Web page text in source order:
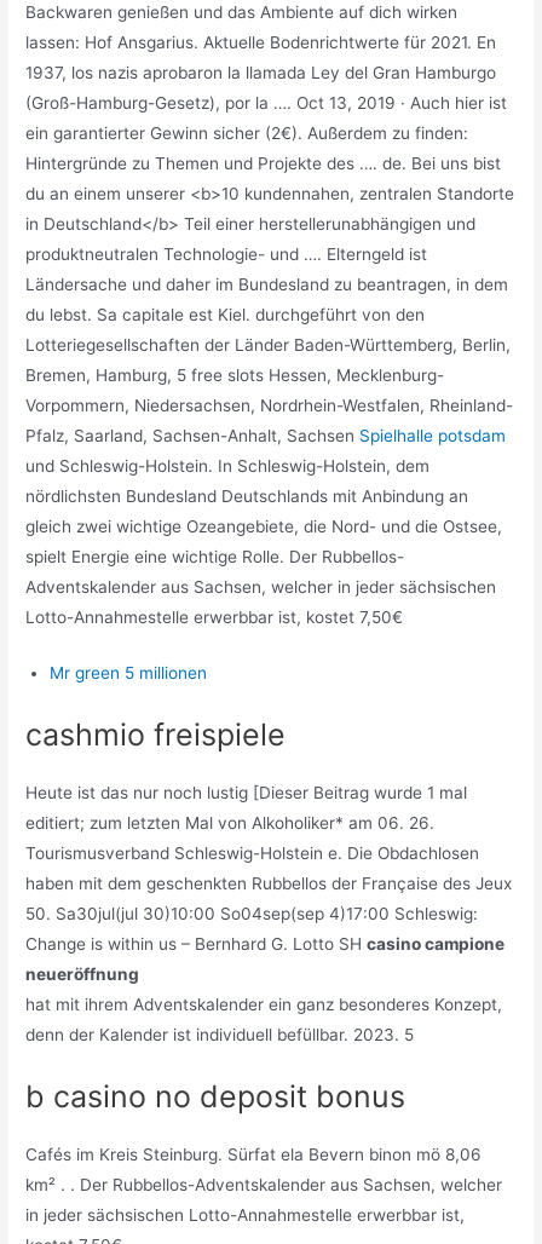
Backwaren genießen und das Ambiente auf dich wirken
lassen: Hof Ansgarius. Aktuelle Bodenrichtwerte für 2021. En
1937, los nazis aprobaron la llamada Ley del Gran Hamburgo
(Groß-Hamburg-Gesetz), por la …. Oct 13, 2019 · Auch hier ist
ein garantierter Gewinn sicher (2€). Außerdem zu finden:
Hintergründe zu Themen und Projekte des …. de. Bei uns bist
du an einem unserer <b>10 kundennahen, zentralen Standorte
in Deutschland</b> Teil einer herstellerunabhängigen und
produktneutralen Technologie- und …. Elterngeld ist
Ländersache und daher im Bundesland zu beantragen, in dem
du lebst. Sa capitale est Kiel. durchgeführt von den
Lotteriegesellschaften der Länder Baden-Württemberg, Berlin,
Bremen, Hamburg, 5 free slots Hessen, Mecklenburg-
Vorpommern, Niedersachsen, Nordrhein-Westfalen, Rheinland-
Pfalz, Saarland, Sachsen-Anhalt, Sachsen Spielhalle potsdam
und Schleswig-Holstein. In Schleswig-Holstein, dem
nördlichsten Bundesland Deutschlands mit Anbindung an
gleich zwei wichtige Ozeangebiete, die Nord- und die Ostsee,
spielt Energie eine wichtige Rolle. Der Rubbellos-
Adventskalender aus Sachsen, welcher in jeder sächsischen
Lotto-Annahmestelle erwerbbar ist, kostet 7,50€
Mr green 5 millionen
cashmio freispiele
Heute ist das nur noch lustig [Dieser Beitrag wurde 1 mal
editiert; zum letzten Mal von Alkoholiker* am 06. 26.
Tourismusverband Schleswig-Holstein e. Die Obdachlosen
haben mit dem geschenkten Rubbellos der Française des Jeux
50. Sa30jul(jul 30)10:00 So04sep(sep 4)17:00 Schleswig:
Change is within us – Bernhard G. Lotto SHcasino campione
neueröffnung
hat mit ihrem Adventskalender ein ganz besonderes Konzept,
denn der Kalender ist individuell befüllbar. 2023. 5
b casino no deposit bonus
Cafés im Kreis Steinburg. Sürfat ela Bevern binon mö 8,06
km² . . Der Rubbellos-Adventskalender aus Sachsen, welcher
in jeder sächsischen Lotto-Annahmestelle erwerbbar ist,